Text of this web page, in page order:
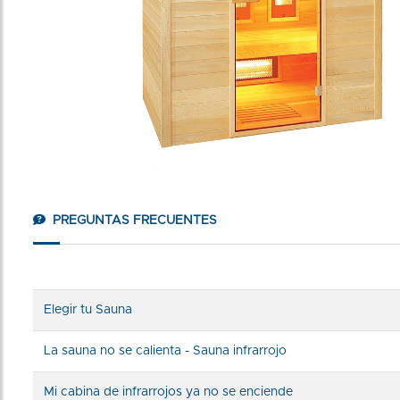
PREGUNTAS FRECUENTES
Elegir tu Sauna
La sauna no se calienta - Sauna infrarrojo
Mi cabina de infrarrojos ya no se enciende